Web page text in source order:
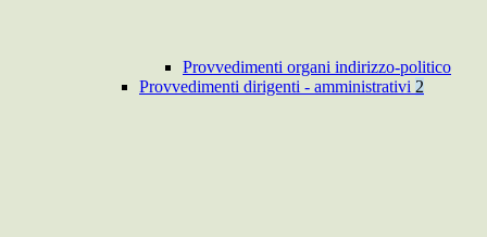
Provvedimenti organi indirizzo-politico
Provvedimenti dirigenti - amministrativi 2